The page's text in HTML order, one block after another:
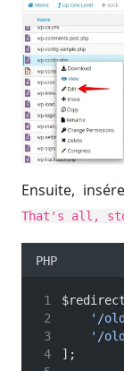
Ensuite,
That's all,
PHP
'/
'/
];